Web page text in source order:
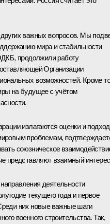
важных вопросов. Мы
мира и стабильности
продолжили работу
Организации
возможностей. Кроме
на будущее с учётом
излагаются оценки и
проблемам,
союзническое
представляют взаимный
деятельности
текущего года и первое
них новые важные шаги
военного строительства. Так,